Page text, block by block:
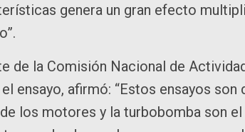
genera un gran efecto
de la Comisión Nacional de
ensayo, afirmó: “Estos ensayos
los motores y la turbobomba son